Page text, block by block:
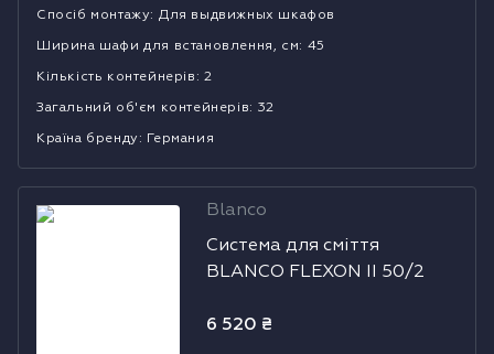
Спосіб монтажу: Для выдвижных шкафов
Ширина шафи для встановлення, см: 45
Кількість контейнерів : 2
Загальний об'єм контейнерів: 32
Країна бренду : Германия
Система для
Blanco
Система для сміття
BLANCO FLEXON II 50/2
6 520 ₴